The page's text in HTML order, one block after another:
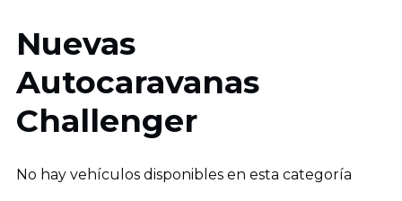
Nuevas
Autocaravanas
Challenger
No hay vehículos disponibles en esta categoría